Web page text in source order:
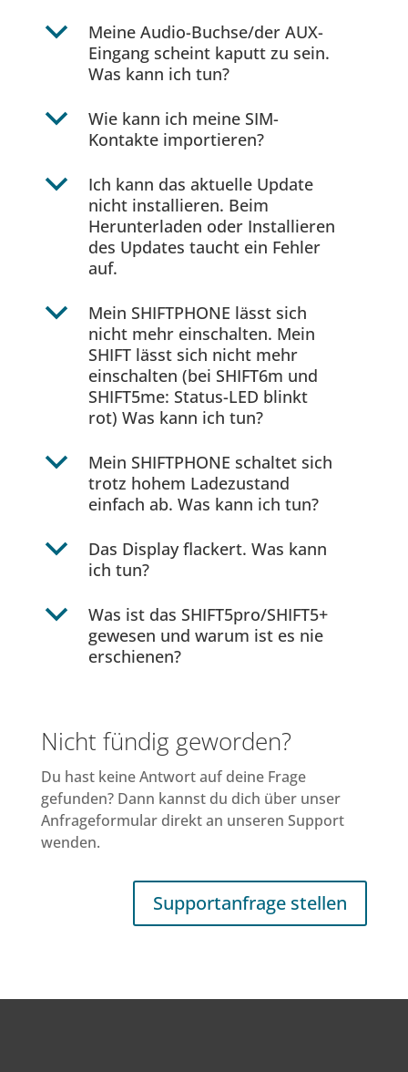
b
Meine Audio-Buchse/der AUX-
Eingang scheint kaputt zu sein.
Was kann ich tun?
b
Wie kann ich meine SIM-
Kontakte importieren?
b
Ich kann das aktuelle Update
nicht installieren. Beim
Herunterladen oder Installieren
des Updates taucht ein Fehler
auf.
b
Mein SHIFTPHONE lässt sich
nicht mehr einschalten. Mein
SHIFT lässt sich nicht mehr
einschalten (bei SHIFT6m und
SHIFT5me: Status-LED blinkt
rot) Was kann ich tun?
b
Mein SHIFTPHONE schaltet sich
trotz hohem Ladezustand
einfach ab. Was kann ich tun?
b
Das Display flackert. Was kann
ich tun?
b
Was ist das SHIFT5pro/SHIFT5+
gewesen und warum ist es nie
erschienen?
Nicht fündig geworden?
Du hast keine Antwort auf deine Frage
gefunden? Dann kannst du dich über unser
Anfrageformular direkt an unseren Support
wenden.
Supportanfrage stellen